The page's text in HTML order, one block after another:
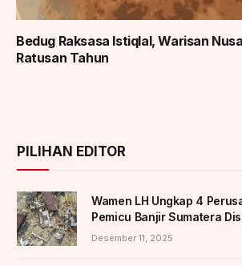
Bedug Raksasa Istiqlal, Warisan
Ratusan Tahun
PILIHAN EDITOR
Wamen LH Ungkap 4
Pemicu Banjir Sumatera
Desember 11, 2025